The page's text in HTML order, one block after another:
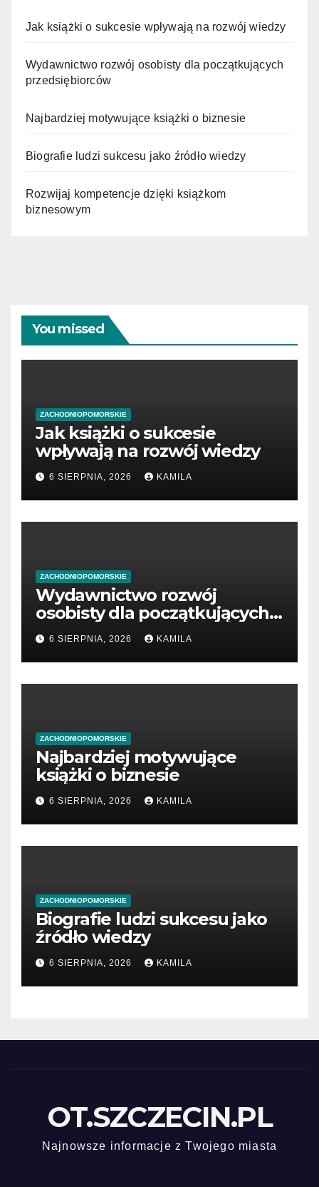
Jak książki o sukcesie wpływają na rozwój wiedzy
Wydawnictwo rozwój osobisty dla początkujących
przedsiębiorców
Najbardziej motywujące książki o biznesie
Biografie ludzi sukcesu jako źródło wiedzy
Rozwijaj kompetencje dzięki książkom
biznesowym
You missed
ZACHODNIOPOMORSKIE
Jak książki o sukcesie
wpływają na rozwój wiedzy
6 SIERPNIA, 2026 KAMILA
ZACHODNIOPOMORSKIE
Wydawnictwo rozwój
osobisty dla początkujących
przedsiębiorców
6 SIERPNIA, 2026 KAMILA
ZACHODNIOPOMORSKIE
Najbardziej motywujące
książki o biznesie
6 SIERPNIA, 2026 KAMILA
ZACHODNIOPOMORSKIE
Biografie ludzi sukcesu jako
źródło wiedzy
6 SIERPNIA, 2026 KAMILA
OT.SZCZECIN.PL
Najnowsze informacje z Twojego miasta